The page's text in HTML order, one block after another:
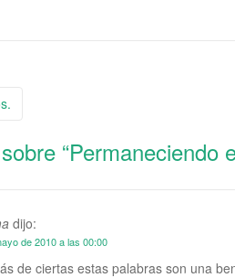
la entrada
“Permaneciendo
dijo:
de 2010 a las 00:00
de ciertas estas palabras son una